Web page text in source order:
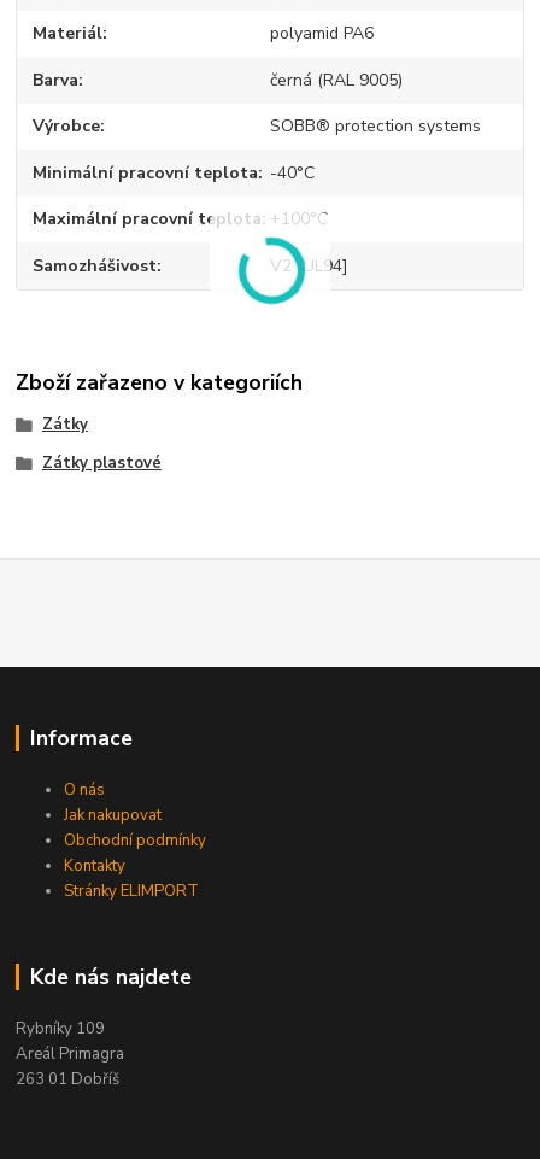
Materiál polyamid PA6
Barva černá (RAL 9005)
Výrobce SOBB® protection systems
Minimální pracovní teplota -40°C
Maximální pracovní teplota +100°C
Samozhášivost V2 [UL94]
Zboží zařazeno v kategoriích
Zátky
Zátky plastové
Informace
O nás
Jak nakupovat
Obchodní podmínky
Kontakty
Stránky ELIMPORT
Kde nás najdete
Rybníky 109
Areál Primagra
263 01 Dobříš